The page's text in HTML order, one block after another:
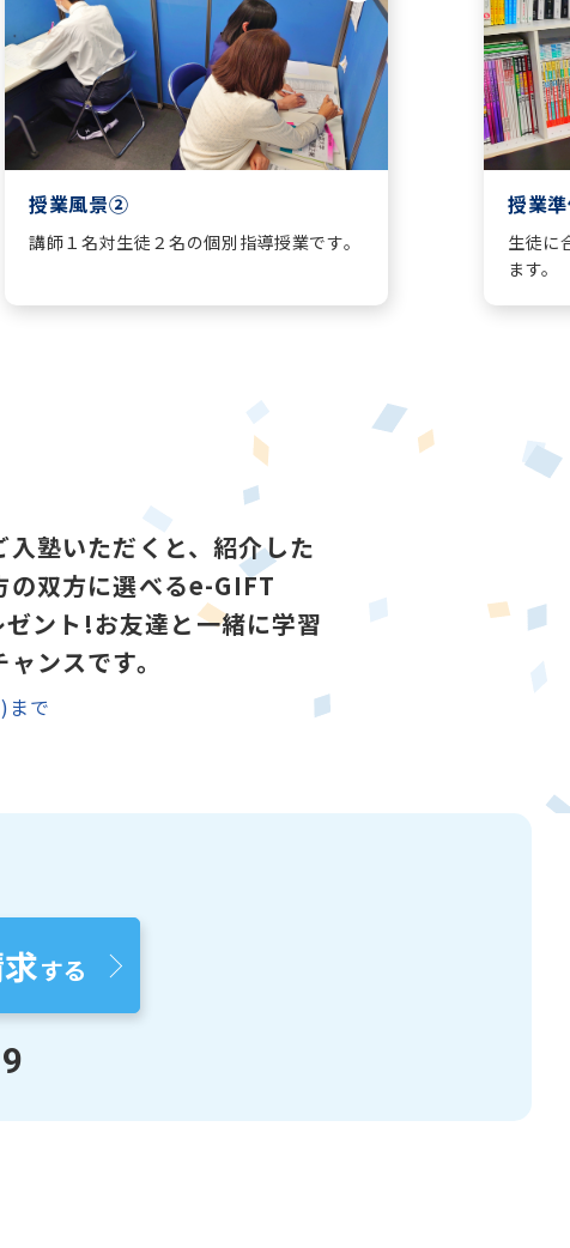
授業風景②
講師１名対生徒２名の個別指導授業です。
授業
生徒に
ます。
塾いただくと、紹介した
の双方に選べるe-GIFT
ント!お友達と一緒に学習
ンスです。
)まで
する